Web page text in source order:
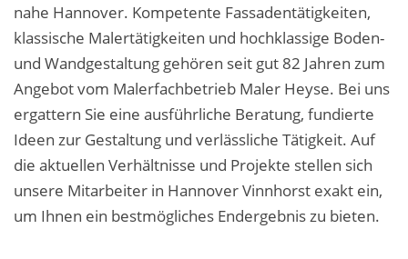
Kontakt
Navigation schließen
nahe Hannover. Kompetente Fassadentätigkeiten,
klassische Malertätigkeiten und hochklassige Boden-
und Wandgestaltung gehören seit gut 82 Jahren zum
Angebot vom Malerfachbetrieb Maler Heyse. Bei uns
ergattern Sie eine ausführliche Beratung, fundierte
Ideen zur Gestaltung und verlässliche Tätigkeit. Auf
die aktuellen Verhältnisse und Projekte stellen sich
unsere Mitarbeiter in Hannover Vinnhorst exakt ein,
um Ihnen ein bestmögliches Endergebnis zu bieten.